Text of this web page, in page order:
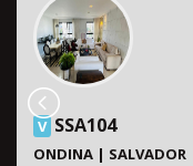
V SSA104
ONDINA | SALVADOR